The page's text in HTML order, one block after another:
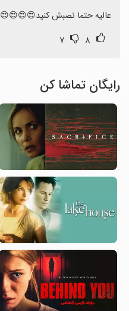
عالیه حتما نصبش کنید😍😍😍😍
۸ ۷
رایگان تماشا کن